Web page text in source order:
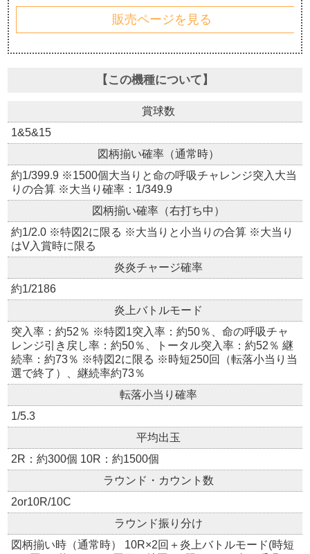
販売ページを見る
【この機種について】
賞球数
1&5&15
図柄揃い確率（通常時）
約1/399.9 ※1500個大当りと命の呼吸チャレンジ突入大当
りの合算 ※大当り確率：1/349.9
図柄揃い確率（右打ち中）
約1/2.0 ※特図2に限る ※大当りと小当りの合算 ※大当り
はV入賞時に限る
炎炎チャージ確率
約1/2186
炎上バトルモード
突入率：約52％ ※特図1突入率：約50％、命の呼吸チャ
レンジ引き戻し率：約50％、トータル突入率：約52％ 継
続率：約73％ ※特図2に限る ※時短250回（転落小当り当
選で終了）、継続率約73％
転落小当り確率
1/5.3
平均出玉
2R：約300個 10R：約1500個
ラウンド・カウント数
2or10R/10C
ラウンド振り分け
図柄揃い時（通常時） 10R×2回＋炎上バトルモード(時短